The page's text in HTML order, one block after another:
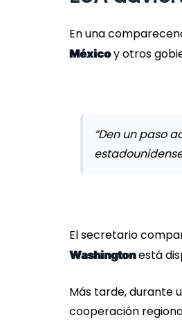
En una
Méxicoy otros
“Den un paso
El secretario
Washingtonestá
Más tarde, durante
cooperación